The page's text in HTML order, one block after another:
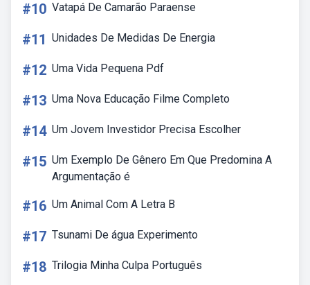
#10 Vatapá De Camarão Paraense
#11 Unidades De Medidas De Energia
#12 Uma Vida Pequena Pdf
#13 Uma Nova Educação Filme Completo
#14 Um Jovem Investidor Precisa Escolher
#15 Um Exemplo De Gênero Em Que Predomina A
Argumentação é
#16 Um Animal Com A Letra B
#17 Tsunami De água Experimento
#18 Trilogia Minha Culpa Português